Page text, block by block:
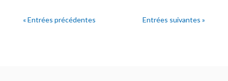
« Entrées précédentes Entrées suivantes »